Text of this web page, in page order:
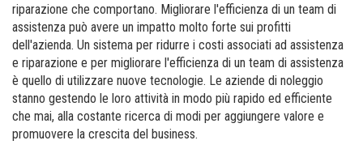
riparazione che comportano. Migliorare l'efficienza di un team di
assistenza può avere un impatto molto forte sui profitti
dell'azienda. Un sistema per ridurre i costi associati ad assistenza
e riparazione e per migliorare l'efficienza di un team di assistenza
è quello di utilizzare nuove tecnologie. Le aziende di noleggio
stanno gestendo le loro attività in modo più rapido ed efficiente
che mai, alla costante ricerca di modi per aggiungere valore e
promuovere la crescita del business.